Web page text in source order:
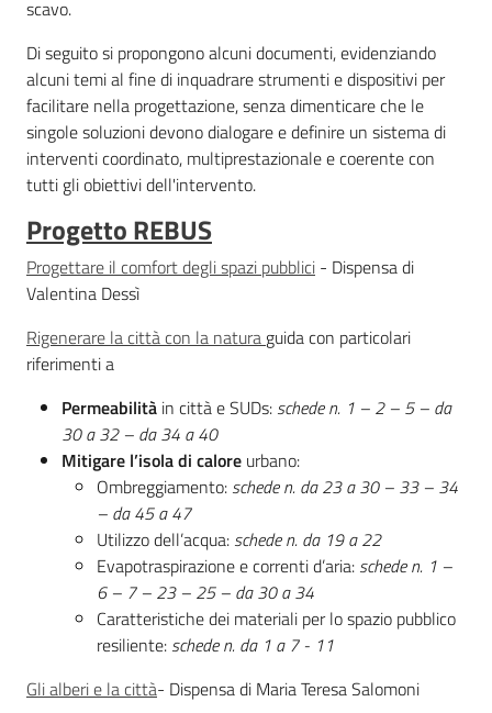
Piani Programmi
Progetti
scavo.
Di seguito si propongono alcuni documenti, evidenziando
alcuni temi al fine di inquadrare strumenti e dispositivi per
facilitare nella progettazione, senza dimenticare che le
singole soluzioni devono dialogare e definire un sistema di
interventi coordinato, multiprestazionale e coerente con
tutti gli obiettivi dell'intervento.
Progetto REBUS
Progettare il comfort degli spazi pubblici - Dispensa di
Valentina Dessì
Rigenerare la città con la natura guida con particolari
riferimenti a
Permeabilità in città e SUDs: schede n. 1 – 2 – 5 – da
30 a 32 – da 34 a 40
Mitigare l’isola di calore urbano:
Ombreggiamento: schede n. da 23 a 30 – 33 – 34
– da 45 a 47
Utilizzo dell’acqua: schede n. da 19 a 22
Evapotraspirazione e correnti d’aria: schede n. 1 –
6 – 7 – 23 – 25 – da 30 a 34
Caratteristiche dei materiali per lo spazio pubblico
resiliente: schede n. da 1 a 7 - 11
Gli alberi e la città- Dispensa di Maria Teresa Salomoni